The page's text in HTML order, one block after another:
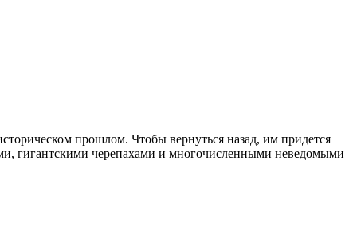
прошлом. Чтобы вернуться назад, им придется
гигантскими черепахами и многочисленными неведомыми